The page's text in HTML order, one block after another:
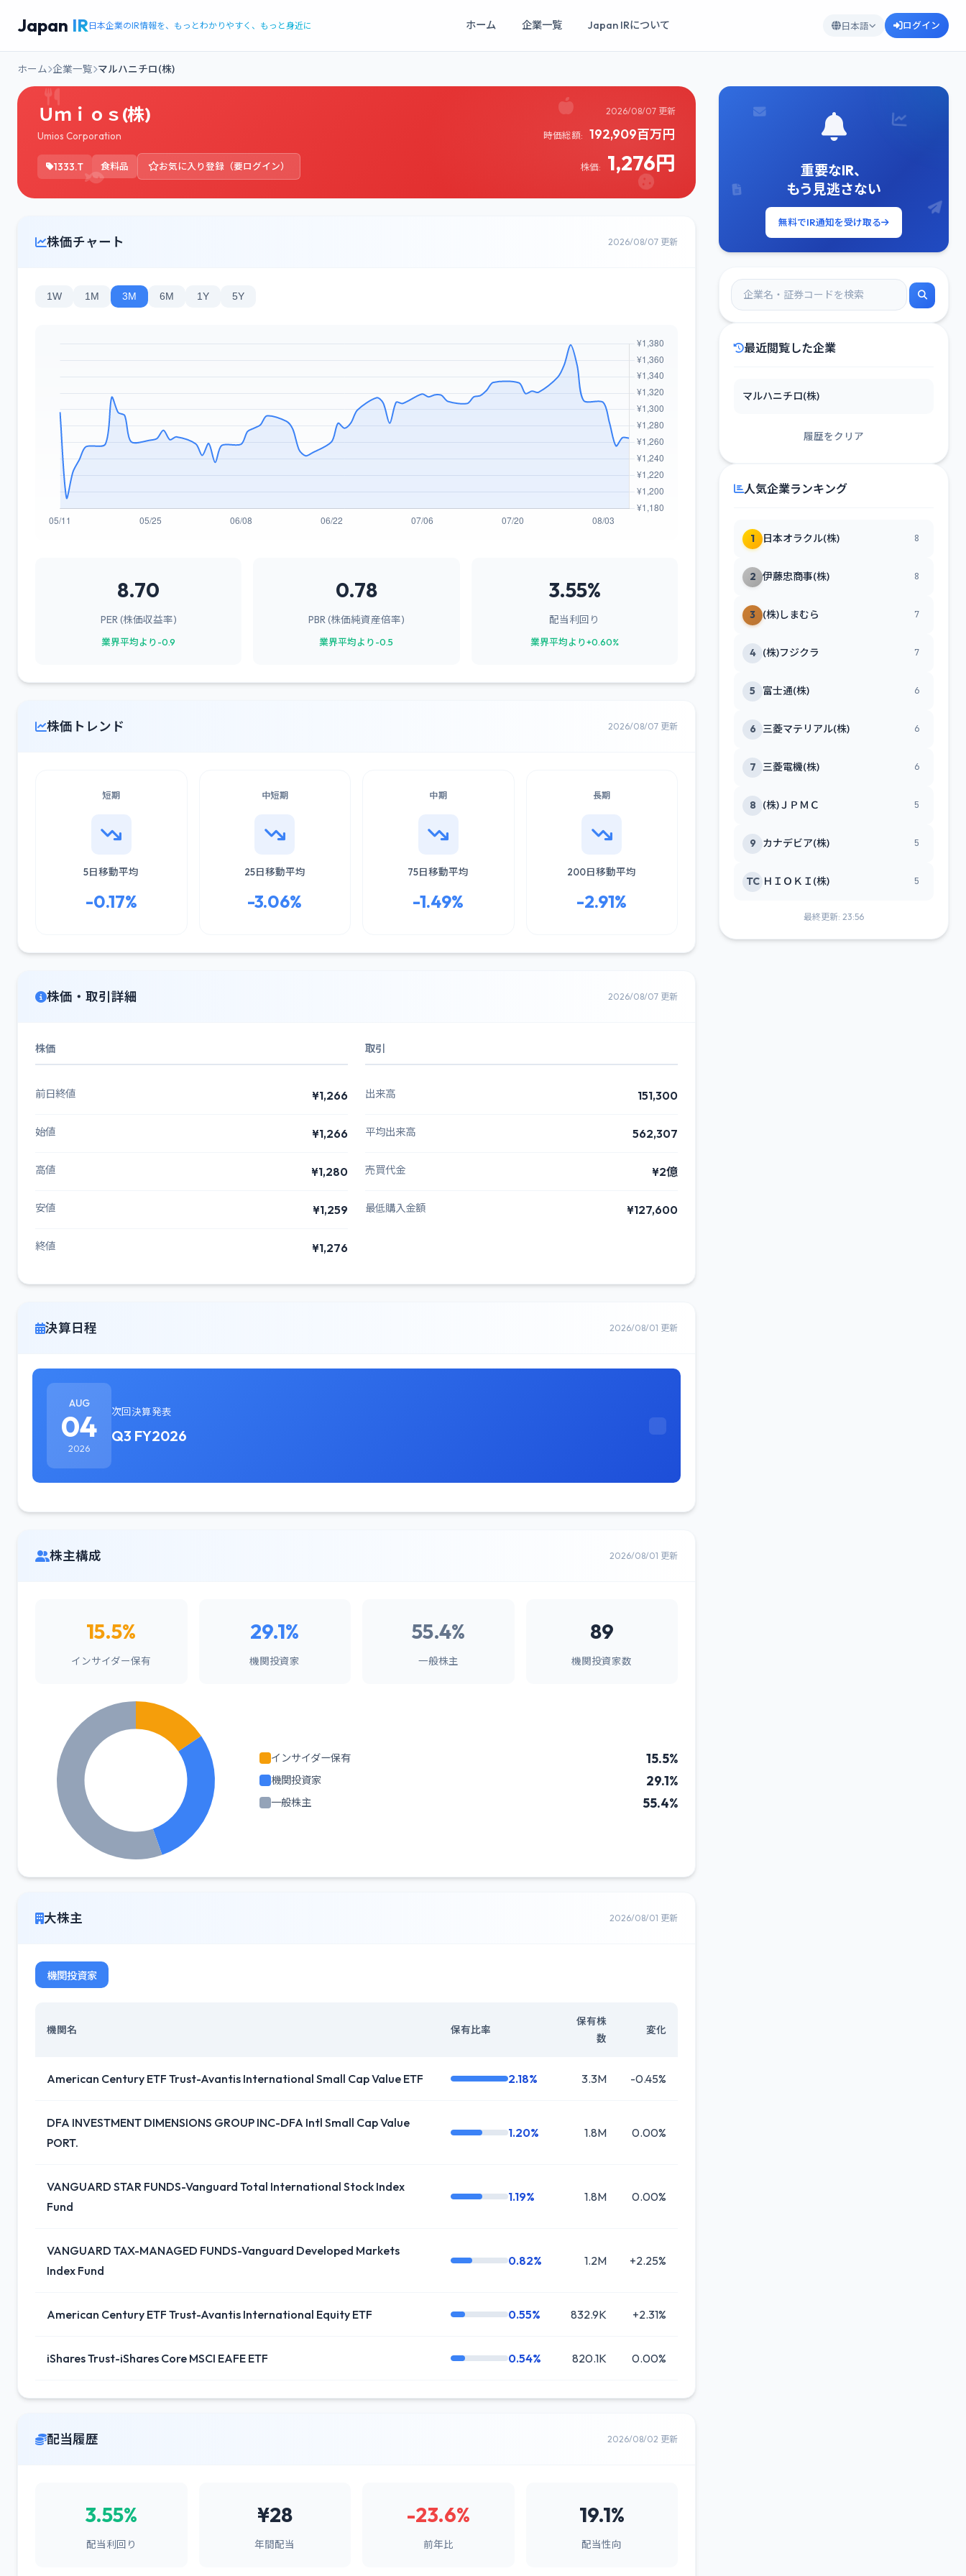
Japan IR日本企業のIR情報を、もっとわかりやすく、もっと身近に ホーム 企業一覧 Japan IRについて 日本語 ログイン
ホーム 企業一覧 マルハニチロ(株)
Ｕｍｉｏｓ(株)
Umios Corporation
1333.T 食料品 お気に入り登録（要ログイン）
2026/08/07 更新
時価総額: 192,909百万円
株価: 1,276円
株価チャート 2026/08/07 更新
1W 1M 3M 6M 1Y 5Y
8.70
PER (株価収益率)
業界平均より-0.9
0.78
PBR (株価純資産倍率)
業界平均より-0.5
3.55%
配当利回り
業界平均より+0.60%
株価トレンド 2026/08/07 更新
短期
5日移動平均
-0.17%
中短期
25日移動平均
-3.06%
中期
75日移動平均
-1.49%
長期
200日移動平均
-2.91%
株価・取引詳細 2026/08/07 更新
株価
前日終値 ¥1,266
始値 ¥1,266
高値 ¥1,280
安値 ¥1,259
終値 ¥1,276
取引
出来高 151,300
平均出来高 562,307
売買代金 ¥2億
最低購入金額 ¥127,600
決算日程 2026/08/01 更新
AUG
04
2026
次回決算発表
Q3 FY2026
株主構成 2026/08/01 更新
15.5%
インサイダー保有
29.1%
機関投資家
55.4%
一般株主
89
機関投資家数
インサイダー保有 15.5%
機関投資家 29.1%
一般株主 55.4%
大株主 2026/08/01 更新
機関投資家
機関名 保有比率
保有株
数
変化
American Century ETF Trust-Avantis International Small Cap Value ETF 2.18% 3.3M -0.45%
DFA INVESTMENT DIMENSIONS GROUP INC-DFA Intl Small Cap Value
PORT.
1.20% 1.8M 0.00%
VANGUARD STAR FUNDS-Vanguard Total International Stock Index
Fund
1.19% 1.8M 0.00%
VANGUARD TAX-MANAGED FUNDS-Vanguard Developed Markets
Index Fund
0.82% 1.2M +2.25%
American Century ETF Trust-Avantis International Equity ETF 0.55% 832.9K +2.31%
iShares Trust-iShares Core MSCI EAFE ETF 0.54% 820.1K 0.00%
配当履歴 2026/08/02 更新
3.55%
配当利回り
¥28
年間配当
-23.6%
前年比
19.1%
配当性向
重要なIR、
もう見逃さない
無料でIR通知を受け取る
最近閲覧した企業
マルハニチロ(株)
履歴をクリア
人気企業ランキング
1 日本オラクル(株) 8
2 伊藤忠商事(株) 8
3 (株)しまむら 7
4 (株)フジクラ 7
5 富士通(株) 6
6 三菱マテリアル(株) 6
7 三菱電機(株) 6
8 (株)ＪＰＭＣ 5
9 カナデビア(株) 5
TC ＨＩＯＫＩ(株) 5
最終更新: 23:56